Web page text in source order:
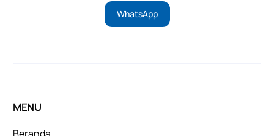
WhatsApp
MENU